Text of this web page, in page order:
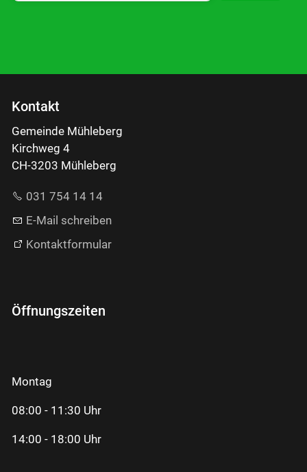
Kontakt
Gemeinde Mühleberg
Kirchweg 4
CH-3203 Mühleberg
031 754 14 14
E-Mail schreiben
Kontaktformular
Öffnungszeiten
Montag
08:00 - 11:30 Uhr
14:00 - 18:00 Uhr